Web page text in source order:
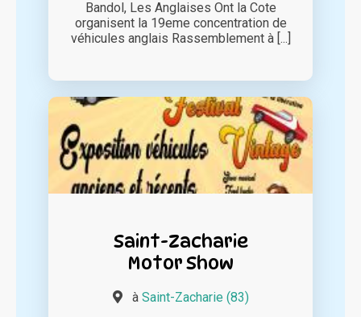
Bandol, Les Anglaises Ont la Cote
organisent la 19eme concentration de
véhicules anglais Rassemblement à [...]
Saint-Zacharie
Motor Show
à Saint-Zacharie (83)